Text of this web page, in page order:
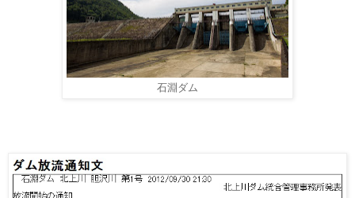
石淵ダム